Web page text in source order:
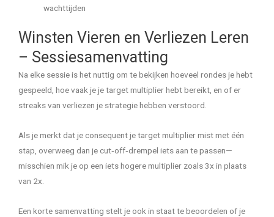
wachttijden
Winsten Vieren en Verliezen Leren
– Sessiesamenvatting
Na elke sessie is het nuttig om te bekijken hoeveel rondes je hebt
gespeeld, hoe vaak je je target multiplier hebt bereikt, en of er
streaks van verliezen je strategie hebben verstoord.
Als je merkt dat je consequent je target multiplier mist met één
stap, overweeg dan je cut‑off‑drempel iets aan te passen—
misschien mik je op een iets hogere multiplier zoals 3x in plaats
van 2x.
Een korte samenvatting stelt je ook in staat te beoordelen of je